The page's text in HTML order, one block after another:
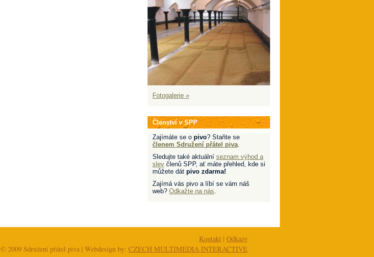
Fotogalerie »
Členství v SPP
Zajímáte se o pivo? Staňte se
členem Sdružení přátel piva.
Sledujte také aktuální seznam výhod a
slev členů SPP, ať máte přehled, kde si
můžete dát pivo zdarma!
Zajímá vás pivo a líbí se vám náš
web? Odkažte na nás.
Kontakt |Odkazy
© 2009 Sdružení přátel piva | Webdesign by:CZECH MULTIMEDIA INTERACTIVE